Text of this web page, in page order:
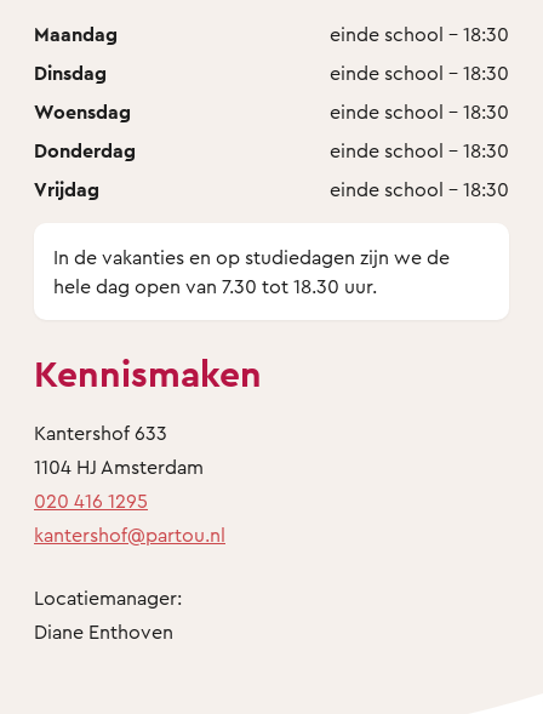
Maandag
einde school - 18:30
Dinsdag
einde school - 18:30
Woensdag
einde school - 18:30
Donderdag
einde school - 18:30
Vrijdag
einde school - 18:30
In de vakanties en op studiedagen zijn we de
hele dag open van 7.30 tot 18.30 uur.
Kennismaken
Kantershof 633
1104 HJ Amsterdam
020 416 1295
kantershof@partou.nl
Locatiemanager:
Diane Enthoven